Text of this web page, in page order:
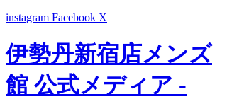
instagram Facebook X
伊勢丹新宿店メンズ
館 公式メディア -